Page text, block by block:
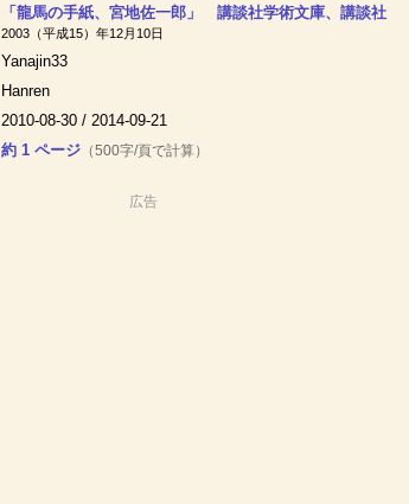
「龍馬の手紙、宮地佐一郎」 講談社学術文庫、講談社
2003（平成15）年12月10日
Yanajin33
Hanren
2010-08-30 / 2014-09-21
約 1 ページ（500字/頁で計算）
広告